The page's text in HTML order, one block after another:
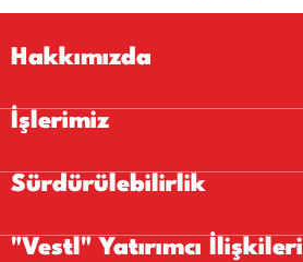
Hakkımızda
İşlerimiz
Sürdürülebilirlik
"Vestl" Yatırımcı İlişkileri